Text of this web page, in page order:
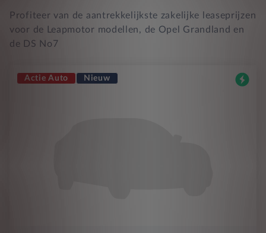
Profiteer van de aantrekkelijkste zakelijke leaseprijzen
voor de Leapmotor modellen, de Opel Grandland en
de DS No7
Actie Auto Nieuw